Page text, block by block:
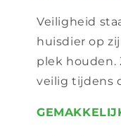
Veiligheid
huisdier op
plek houden.
veilig tijdens